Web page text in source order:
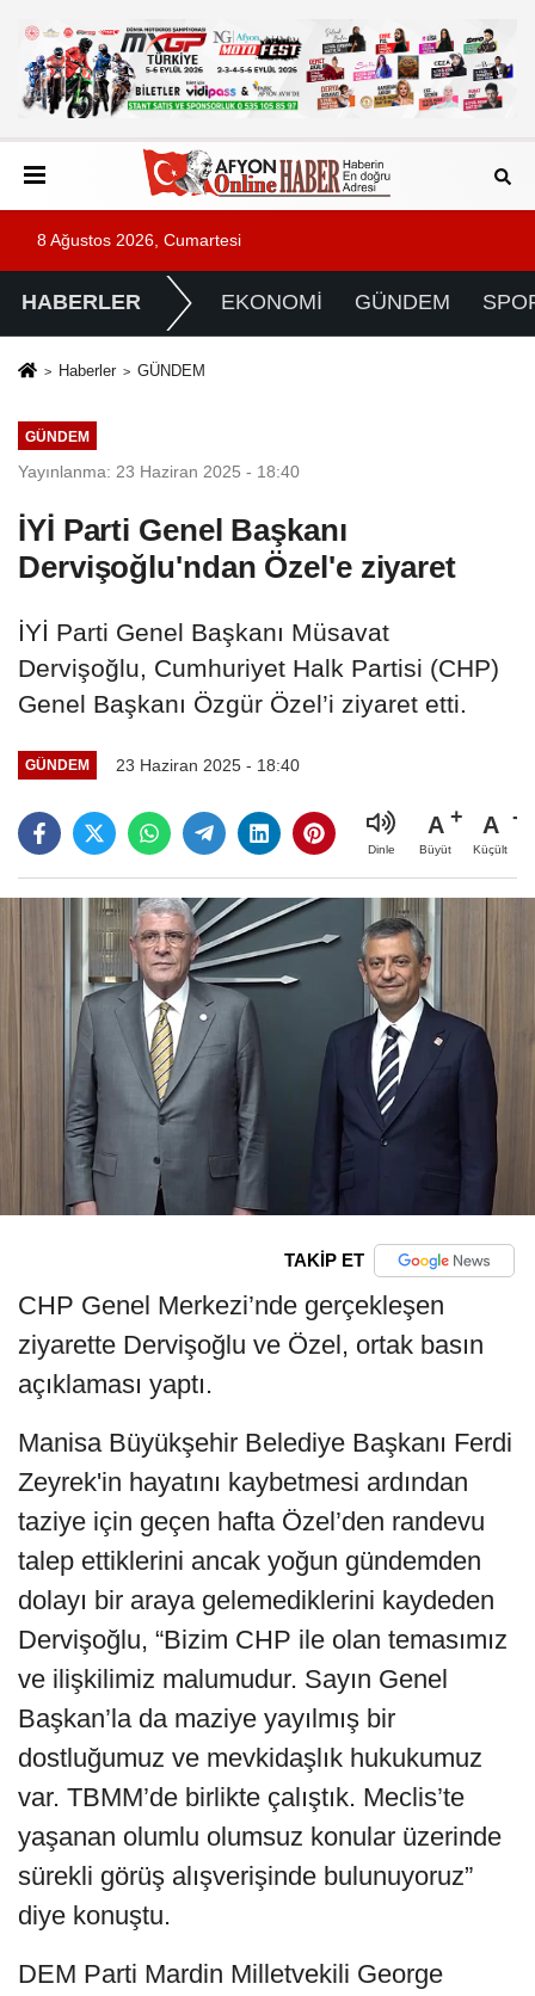
8 Ağustos 2026, Cumartesi
HABERLER EKONOMİ GÜNDEM
Haberler GÜNDEM
GÜNDEM
Yayınlanma: 23 Haziran 2025 - 18:40
İYİ Parti Genel Başkanı
Dervişoğlu'ndan Özel'e ziyaret
İYİ Parti Genel Başkanı Müsavat
Dervişoğlu, Cumhuriyet Halk Partisi (CHP)
Genel Başkanı Özgür Özel’i ziyaret etti.
GÜNDEM 23 Haziran 2025 - 18:40
Dinle
A
Büyüt
A
Küçült
TAKİP ET
CHP Genel Merkezi’nde gerçekleşen
ziyarette Dervişoğlu ve Özel, ortak basın
açıklaması yaptı.
Manisa Büyükşehir Belediye Başkanı Ferdi
Zeyrek'in hayatını kaybetmesi ardından
taziye için geçen hafta Özel’den randevu
talep ettiklerini ancak yoğun gündemden
dolayı bir araya gelemediklerini kaydeden
Dervişoğlu, “Bizim CHP ile olan temasımız
ve ilişkilimiz malumudur. Sayın Genel
Başkan’la da maziye yayılmış bir
dostluğumuz ve mevkidaşlık hukukumuz
var. TBMM’de birlikte çalıştık. Meclis’te
yaşanan olumlu olumsuz konular üzerinde
sürekli görüş alışverişinde bulunuyoruz”
diye konuştu.
DEM Parti Mardin Milletvekili George